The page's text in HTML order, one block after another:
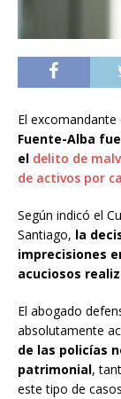
El
Fuente-Alba
el delito de
de activos por
Según indicó el
Santiago, la
imprecisiones
acuciosos
El abogado
absolutamente
de las policías
patrimonial,
este tipo de